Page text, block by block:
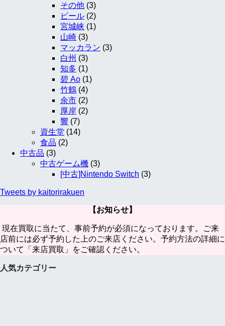
その他 (3)
ビール (2)
宮城峡 (1)
山崎 (3)
マッカラン (3)
白州 (3)
知多 (1)
碧 Ao (1)
竹鶴 (4)
余市 (2)
厚岸 (2)
響 (7)
資生堂 (14)
食品 (2)
中古品 (3)
中古ゲーム機 (3)
[中古]Nintendo Switch (3)
Tweets by kaitorirakuen
【お知らせ】
現在買取に当たて、事前予約が必須になっております。ご来
店前には必ず予約した上のご来店ください。予約方法の詳細に
ついて「来店買取」をご確認ください。
人気カテゴリー